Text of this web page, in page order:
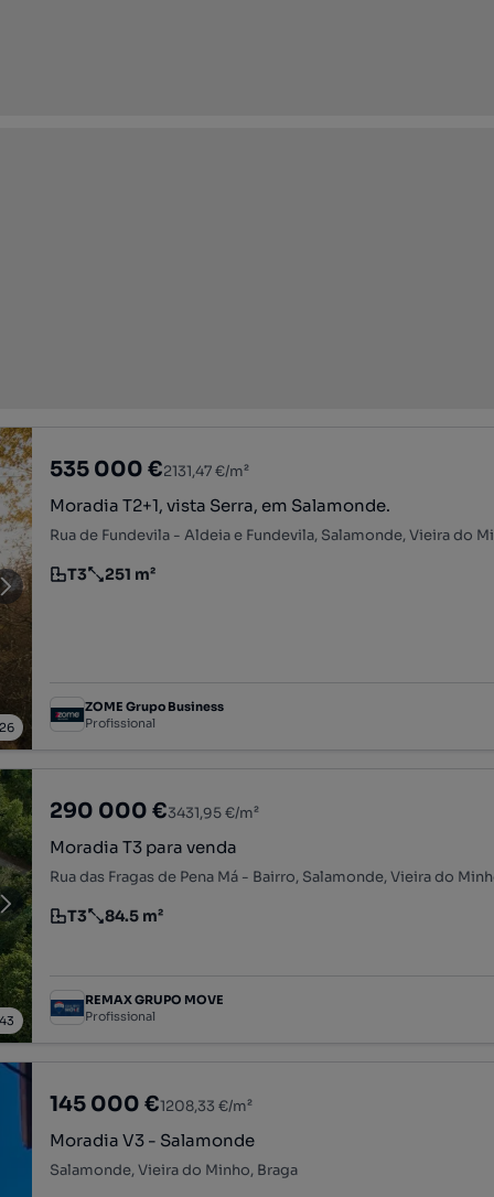
26
535 000 €2131,47 €/m²
Moradia T2+1, vista Serra, em Salamonde.
Rua de Fundevila - Aldeia e Fundevila, Salamonde, Vieira do
Tipologia
T3
Preço por metro quadrado
251 m²
ZOME Grupo Business
Profissional
43
290 000 €3431,95 €/m²
Moradia T3 para venda
Rua das Fragas de Pena Má - Bairro, Salamonde, Vieira do
Tipologia
T3
Preço por metro quadrado
84.5 m²
REMAX GRUPO MOVE
Profissional
145 000 €1208,33 €/m²
Moradia V3 - Salamonde
Salamonde, Vieira do Minho, Braga